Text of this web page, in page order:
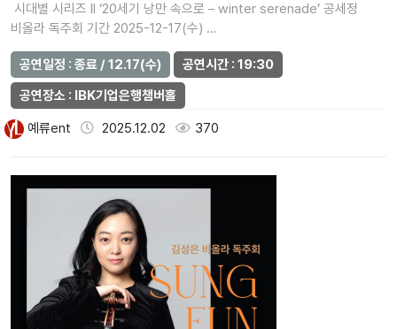
시대별 시리즈 II ‘20세기 낭만 속으로 – winter serenade’ 공세정
비올라 독주회 기간 2025-12-17(수) …
공연일정 : 종료 / 12.17(수)
공연시간 : 19:30
공연장소 : IBK기업은행챔버홀
예류ent 2025.12.02 370